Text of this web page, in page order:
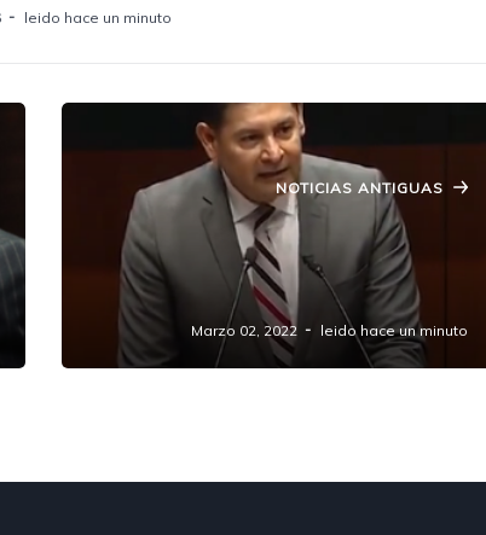
leido hace un minuto
NOTICIAS ANTIGUAS
Pide Senador Alejandro Armenta a
CAPUFE se de mantenimiento de
carreteras de Puebla.
Marzo 02, 2022 leido hace un minuto